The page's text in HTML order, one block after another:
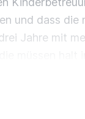
und dass die
Jahre mit
müssen halt in